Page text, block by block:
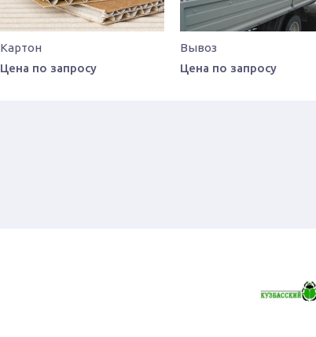
Картон
Цена по запросу
Вывоз
Цена по запросу